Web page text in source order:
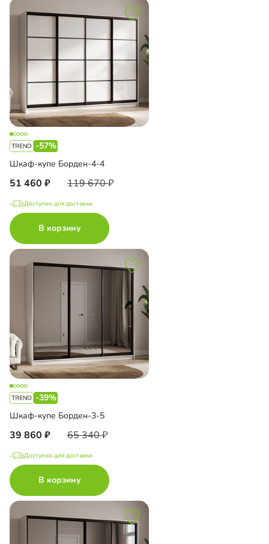
-57%
Шкаф-купе Борден-4-4
51 460 119 670
Доступно для доставки
В корзину
-39%
Шкаф-купе Борден-3-5
39 860 65 340
Доступно для доставки
В корзину